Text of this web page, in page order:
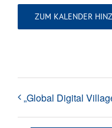
ZUM KALENDER
„Global Digital